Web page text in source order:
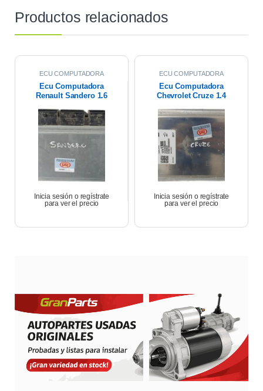
Productos relacionados
ECU COMPUTADORA
Ecu Computadora
Renault Sandero 1.6
Inicia sesión o regístrate
para ver el precio
ECU COMPUTADORA
Ecu Computadora
Chevrolet Cruze 1.4
Inicia sesión o regístrate
para ver el precio